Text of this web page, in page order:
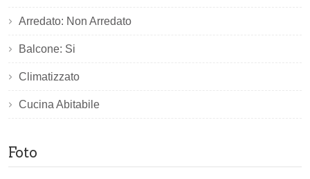
Arredato: Non Arredato
Balcone: Si
Climatizzato
Cucina Abitabile
Foto